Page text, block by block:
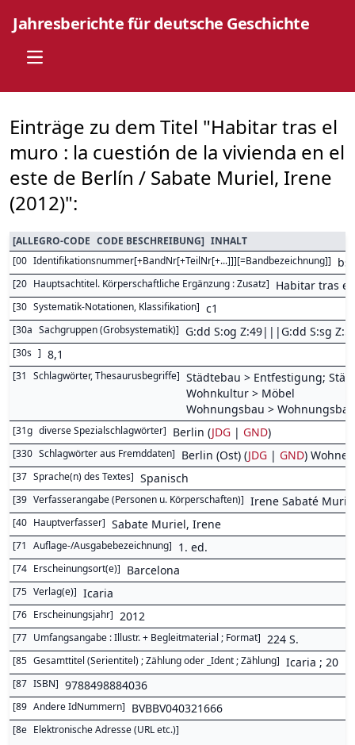
Jahresberichte für deutsche Geschichte
Open main menu
Einträge zu dem Titel "Habitar tras el
muro : la cuestión de la vivienda en el
este de Berlín / Sabate Muriel, Irene
(2012)":
[ALLEGRO-CODE CODE BESCHREIBUNG] INHALT
[00 Identifikationsnummer[+BandNr[+TeilNr[+...]]][=Bandbezeichnung]]
[20 Hauptsachtitel. Körperschaftliche Ergänzung : Zusatz] Habitar tras
[30 Systematik-Notationen, Klassifikation] c1
[30a Sachgruppen (Grobsystematik)] G:dd S:og Z:49|||G:dd S:sg
[30s ] 8,1
[31 Schlagwörter, Thesaurusbegriffe] Städtebau > Entfestigung;
Wohnkultur > Möbel
Wohnungsbau >
[31g diverse Spezialschlagwörter] Berlin (JDG | GND)
[330 Schlagwörter aus Fremddaten] Berlin (Ost) (JDG | GND)
[37 Sprache(n) des Textes] Spanisch
[39 Verfasserangabe (Personen u. Körperschaften)] Irene Sabaté
[40 Hauptverfasser] Sabate Muriel, Irene
[71 Auflage-/Ausgabebezeichnung] 1. ed.
[74 Erscheinungsort(e)] Barcelona
[75 Verlag(e)] Icaria
[76 Erscheinungsjahr] 2012
[77 Umfangsangabe : Illustr. + Begleitmaterial ; Format] 224 S.
[85 Gesamttitel (Serientitel) ; Zählung oder _Ident ; Zählung] Icaria ; 20
[87 ISBN] 9788498884036
[89 Andere IdNummern] BVBBV040321666
[8e Elektronische Adresse (URL etc.)]